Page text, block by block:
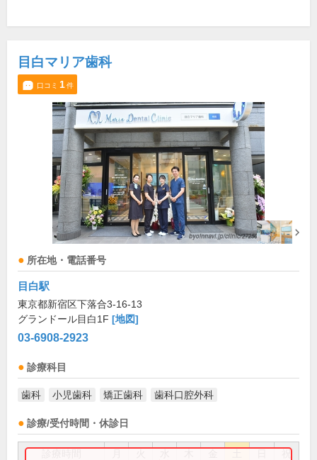
目白マリア歯科
口コミ 1件
所在地・電話番号
目白駅
東京都新宿区下落合3-16-13
グランドール目白1F [地図]
03-6908-2923
診療科目
歯科 小児歯科 矯正歯科 歯科口腔外科
診療/受付時間・休診日
祝